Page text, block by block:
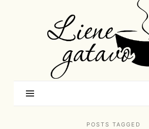
Gatavo
–
Mana
garšu
pasaule
POSTS TAGGED